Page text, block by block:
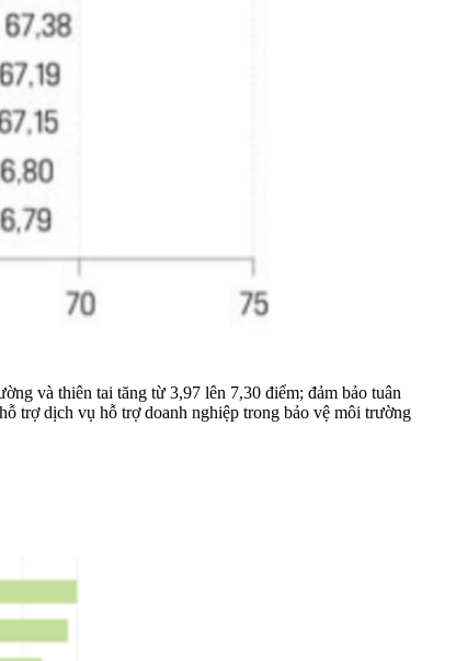
và thiên tai tăng từ 3,97 lên 7,30 điểm; đảm bảo tuân
trợ dịch vụ hỗ trợ doanh nghiệp trong bảo vệ môi trường